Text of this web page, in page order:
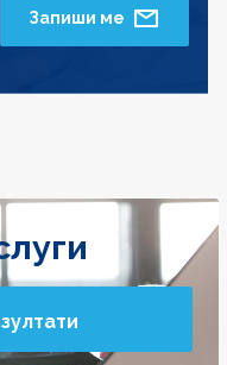
Запиши ме